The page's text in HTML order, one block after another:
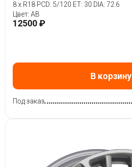
8 x R18 PCD: 5/120 ET: 30 DIA: 72.6
Цвет: AB
12500 ₽
В корзину
Под заказ